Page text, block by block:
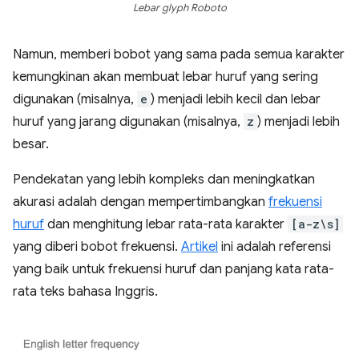
Lebar glyph Roboto
Namun, memberi bobot yang sama pada semua karakter
kemungkinan akan membuat lebar huruf yang sering
digunakan (misalnya, e ) menjadi lebih kecil dan lebar
huruf yang jarang digunakan (misalnya, z ) menjadi lebih
besar.
Pendekatan yang lebih kompleks dan meningkatkan
akurasi adalah dengan mempertimbangkan frekuensi
huruf dan menghitung lebar rata-rata karakter [a-z\s]
yang diberi bobot frekuensi. Artikel ini adalah referensi
yang baik untuk frekuensi huruf dan panjang kata rata-
rata teks bahasa Inggris.